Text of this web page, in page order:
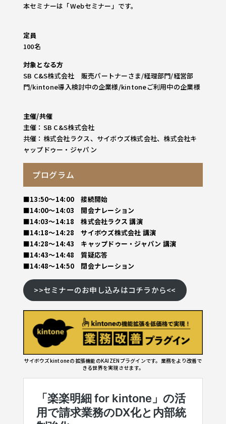
本セミナーは「Webセミナー」です。
定員
100名
対象となる方
SB C&S株式会社 販売パートナーさま/経理部門/経営部
門/kintone導入検討中の企業様/kintoneご利用中の企業様
主催/共催
主催：SB C&S株式会社
共催：株式会社ラクス、サイボウズ株式会社、株式会社キ
ャップドゥー・ジャパン
プログラム
■13:50～14:00 接続開始
■14:00～14:03 開会ナレーション
■14:03～14:18 株式会社ラクス 講演
■14:18～14:28 サイボウズ株式会社 講演
■14:28～14:43 キャップドゥー・ジャパン 講演
■14:43～14:48 質疑応答
■14:48～14:50 閉会ナレーション
>>セミナーのお申し込みはコチラから<<
サイボウズkintoneの拡張機能のKAIZENプラグインです。業務をより改善で
きる世界を実現させます。